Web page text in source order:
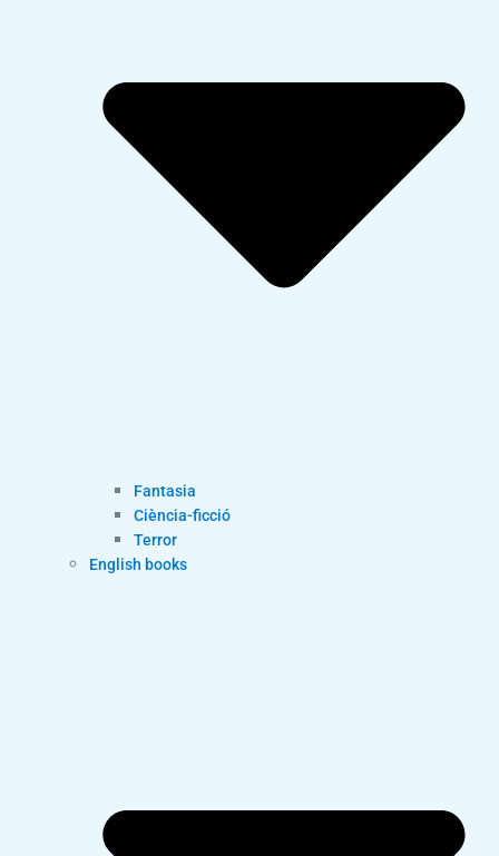
Fantasia
Ciència-ficció
Terror
English books